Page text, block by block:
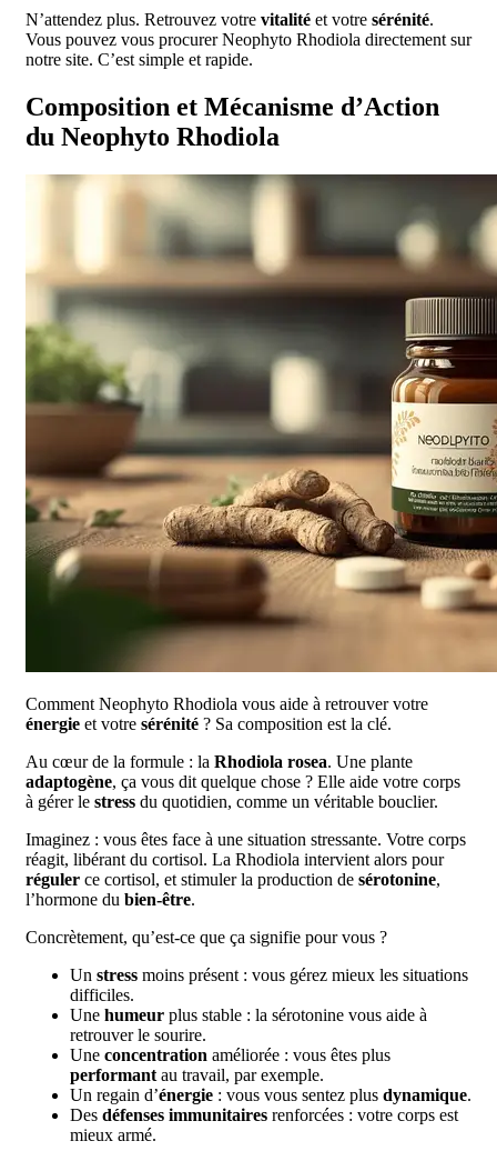
N’attendez plus. Retrouvez votre vitalité et votre sérénité.
Vous pouvez vous procurer Neophyto Rhodiola directement sur
notre site. C’est simple et rapide.
Composition et Mécanisme d’Action
du Neophyto Rhodiola
Comment Neophyto Rhodiola vous aide à retrouver votre
énergie et votre sérénité ? Sa composition est la clé.
Au cœur de la formule : la Rhodiola rosea. Une plante
adaptogène, ça vous dit quelque chose ? Elle aide votre corps
à gérer le stress du quotidien, comme un véritable bouclier.
Imaginez : vous êtes face à une situation stressante. Votre corps
réagit, libérant du cortisol. La Rhodiola intervient alors pour
réguler ce cortisol, et stimuler la production de sérotonine,
l’hormone du bien-être.
Concrètement, qu’est-ce que ça signifie pour vous ?
Un stress moins présent : vous gérez mieux les situations
difficiles.
Une humeur plus stable : la sérotonine vous aide à
retrouver le sourire.
Une concentration améliorée : vous êtes plus
performant au travail, par exemple.
Un regain d’énergie : vous vous sentez plus dynamique.
Des défenses immunitaires renforcées : votre corps est
mieux armé.